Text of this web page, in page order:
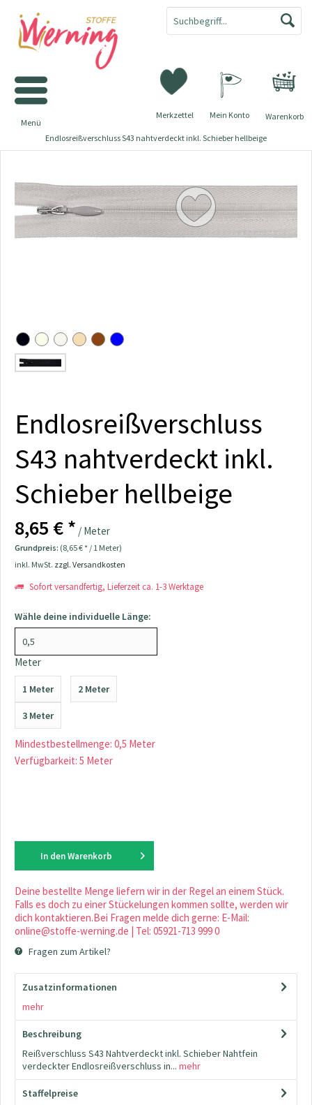
Warenkorb
Merkzettel Mein Konto
Menü
Endlosreißverschluss S43 nahtverdeckt inkl. Schieber hellbeige
Endlosreißverschluss
S43 nahtverdeckt inkl.
Schieber hellbeige
8,65 € * / Meter
Grundpreis: (8,65 € * / 1 Meter)
inkl. MwSt. zzgl. Versandkosten
Sofort versandfertig, Lieferzeit ca. 1-3 Werktage
Wähle deine individuelle Länge:
Meter
1 Meter 2 Meter
3 Meter
Mindestbestellmenge: 0,5 Meter
Verfügbarkeit: 5 Meter
In den Warenkorb
Deine bestellte Menge liefern wir in der Regel an einem Stück.
Falls es doch zu einer Stückelungen kommen sollte, werden wir
dich kontaktieren.Bei Fragen melde dich gerne: E-Mail:
online@stoffe-werning.de | Tel: 05921-713 999 0
Fragen zum Artikel?
Zusatzinformationen
mehr
Beschreibung
Reißverschluss S43 Nahtverdeckt inkl. Schieber Nahtfein
verdeckter Endlosreißverschluss in... mehr
Staffelpreise